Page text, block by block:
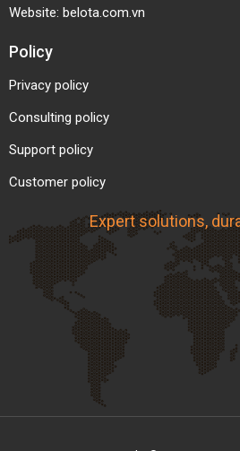
Website: belota.com.vn
Policy
Privacy policy
Consulting policy
Support policy
Customer policy
Expert solutions,